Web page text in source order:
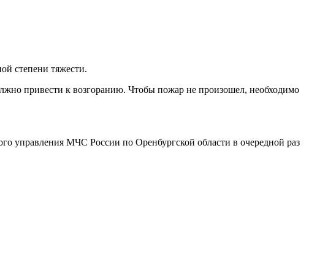
степени тяжести.
привести к возгоранию. Чтобы пожар не произошел, необходимо
управления МЧС России по Оренбургской области в очередной раз